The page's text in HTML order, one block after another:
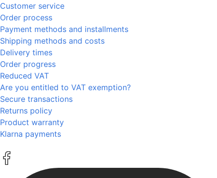
Customer service
Order process
Payment methods and installments
Shipping methods and costs
Delivery times
Order progress
Reduced VAT
Are you entitled to VAT exemption?
Secure transactions
Returns policy
Product warranty
Klarna payments